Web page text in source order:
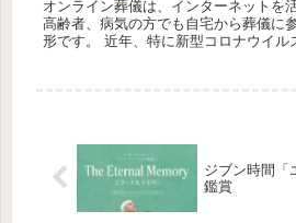
オンライン葬儀は、インターネットを
高齢者、病気の方でも自宅から葬儀に
形です。 近年、特に新型コロナウイル
ジブン時間「
鑑賞